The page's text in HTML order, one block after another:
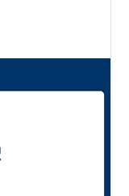
、このまま下
に走れなか…